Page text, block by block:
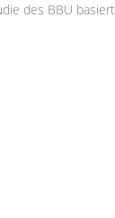
des BBU